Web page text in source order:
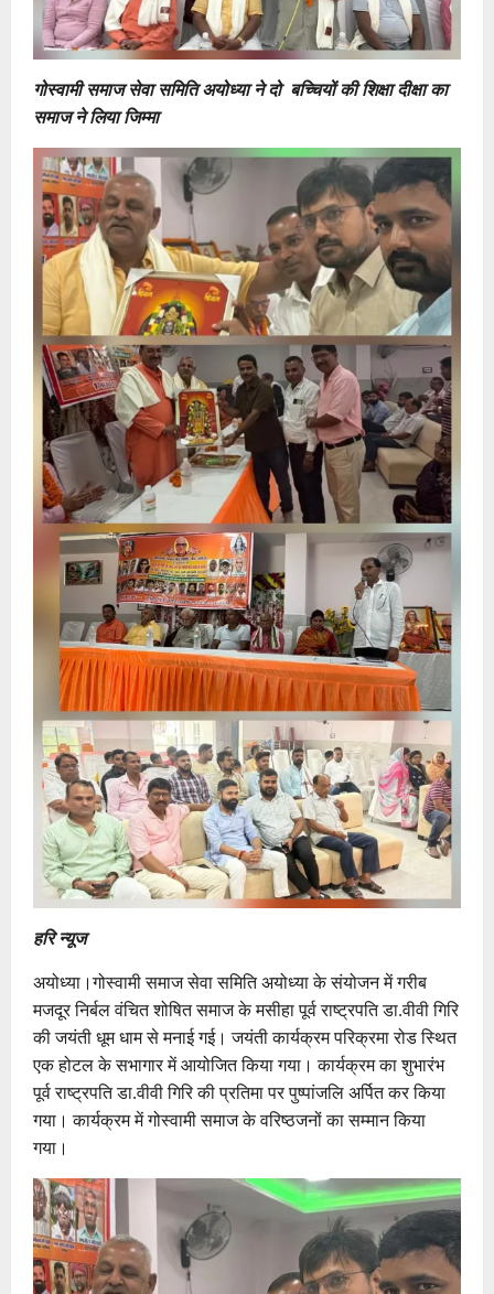
गोस्वामी समाज सेवा समिति अयोध्या ने दो बच्चियों की शिक्षा दीक्षा का
समाज ने लिया जिम्मा
हरि न्यूज
अयोध्या।गोस्वामी समाज सेवा समिति अयोध्या के संयोजन में गरीब
मजदूर निर्बल वंचित शोषित समाज के मसीहा पूर्व राष्ट्रपति डा.वीवी गिरि
की जयंती धूम धाम से मनाई गई। जयंती कार्यक्रम परिक्रमा रोड स्थित
एक होटल के सभागार में आयोजित किया गया। कार्यक्रम का शुभारंभ
पूर्व राष्ट्रपति डा.वीवी गिरि की प्रतिमा पर पुष्पांजलि अर्पित कर किया
गया। कार्यक्रम में गोस्वामी समाज के वरिष्ठजनों का सम्मान किया
गया।